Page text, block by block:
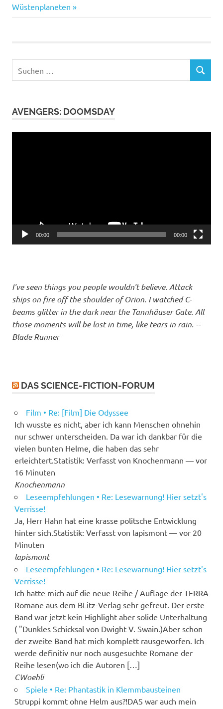
Beitrag:
Wüstenplaneten
nach:
SUCHEN
AVENGERS: DOOMSDAY
00:00 00:00
I've seen things you people wouldn't believe. Attack
ships on fire off the shoulder of Orion. I watched C-
beams glitter in the dark near the Tannhäuser Gate. All
those moments will be lost in time, like tears in rain. --
Blade Runner
DAS SCIENCE-FICTION-FORUM
Film • Re: [Film] Die Odyssee
Ich wusste es nicht, aber ich kann Menschen ohnehin
nur schwer unterscheiden. Da war ich dankbar für die
vielen bunten Helme, die haben das sehr
erleichtert.Statistik: Verfasst von Knochenmann — vor
16 Minuten
Knochenmann
Leseempfehlungen • Re: Lesewarnung! Hier setzt's
Verrisse!
Ja, Herr Hahn hat eine krasse politsche Entwicklung
hinter sich.Statistik: Verfasst von lapismont — vor 20
Minuten
lapismont
Leseempfehlungen • Re: Lesewarnung! Hier setzt's
Verrisse!
Ich hatte mich auf die neue Reihe / Auflage der TERRA
Romane aus dem BLitz-Verlag sehr gefreut. Der erste
Band war jetzt kein Highlight aber solide Unterhaltung
( "Dunkles Schicksal von Dwight V. Swain.)Aber schon
der zweite Band hat mich komplett rausgeworfen. Ich
werde definitiv nur noch ausgesuchte Romane der
Reihe lesen(wo ich die Autoren […]
CWoehli
Spiele • Re: Phantastik in Klemmbausteinen
Struppi kommt ohne Helm aus?!DAS war auch mein